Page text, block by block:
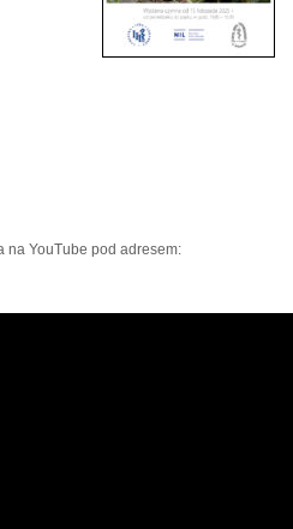
na YouTube pod adresem: